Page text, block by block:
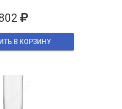
В КОРЗИНУ